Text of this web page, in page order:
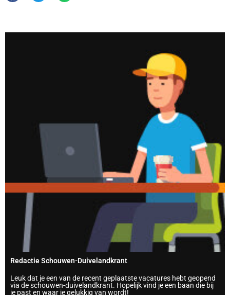
Redactie Schouwen-Duivelandkrant
Leuk dat je een van de recent geplaatste vacatures hebt geopend
via de schouwen-duivelandkrant. Hopelijk vind je een baan die bij
je past en waar je gelukkig van wordt!